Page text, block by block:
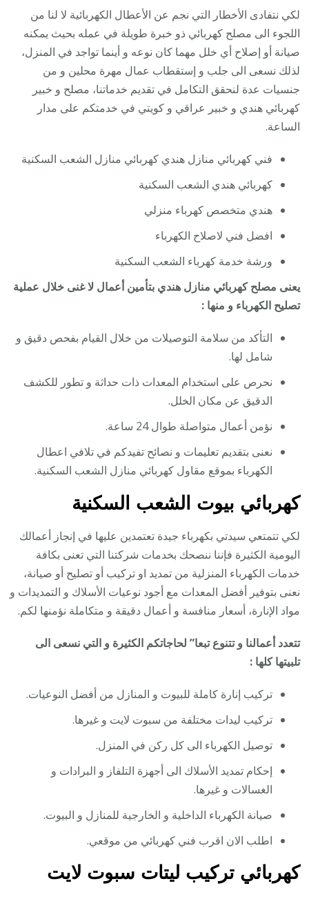
لكي نتفادى الأخطار التي نجم عن الأعطال الكهربائية لا لنا من
اللجوء الى مصلح كهربائي ذو خبرة طويلة في عمله بحيث يمكنه
صيانة أو إصلاح أي خلل مهما كان نوعه و أينما تواجد في المنزل،
لذلك نسعى الى جلب و إستقطاب عمال مهرة محلين و من
جنسيات عدة لنحقق التكامل في تقديم خدماتنا، مصلح و خبير
كهربائي هندي و خبير عراقي و كويتي في خدمتكم على مدار
الساعة.
فني كهربائي منازل هندي كهربائي منازل الشعب السكنية
كهربائي هندي الشعب السكنية
هندي متخصص كهرباء منزلي
افضل فني لاصلاح الكهرباء
ورشة خدمة كهرباء الشعب السكنية
يعنى مصلح كهربائي منازل هندي بتأمين أعمال لا غنى خلال عملية
تصليح الكهرباء و منها :
التأكد من سلامة التوصيلات من خلال القيام بفحص دقيق و
شامل لها.
نحرص على استخدام المعدات ذات حداثة و تطور للكشف
الدقيق عن مكان الخلل.
نؤمن أعمال متواصلة طوال 24 ساعة.
نعنى بتقديم تعليمات و نصائح تفيدكم في تلافي اعطال
الكهرباء بموقع مقاول كهربائي منازل الشعب السكنية.
كهربائي بيوت الشعب السكنية
لكي تتمتعي سيدتي بكهرباء جيدة تعتمدين عليها في إنجاز أعمالك
اليومية الكثيرة فإننا ننصحك بخدمات شركتنا التي تعنى بكافة
خدمات الكهرباء المنزلية من تمديد او تركيب أو تصليح أو صيانة،
نعنى بتوفير أفضل المعدات مع أجود نوعيات الأسلاك و التمديدات و
مواد الإنارة، أسعار منافسة و أعمال دقيقة و متكاملة نؤمنها لكم.
تتعدد أعمالنا و تتنوع تبعا” لحاجاتكم الكثيرة و التي نسعى الى
تلبيتها كلها :
تركيب إنارة كاملة للبيوت و المنازل من أفضل النوعيات.
تركيب ليدات مختلفة من سبوت لايت و غيرها.
توصيل الكهرباء الى كل ركن في المنزل.
إحكام تمديد الأسلاك الى أجهزة التلفاز و البرادات و
الغسالات و غيرها.
صيانة الكهرباء الداخلية و الخارجية للمنازل و البيوت.
اطلب الان اقرب فني كهربائي من موقعي.
كهربائي تركيب ليتات سبوت لايت